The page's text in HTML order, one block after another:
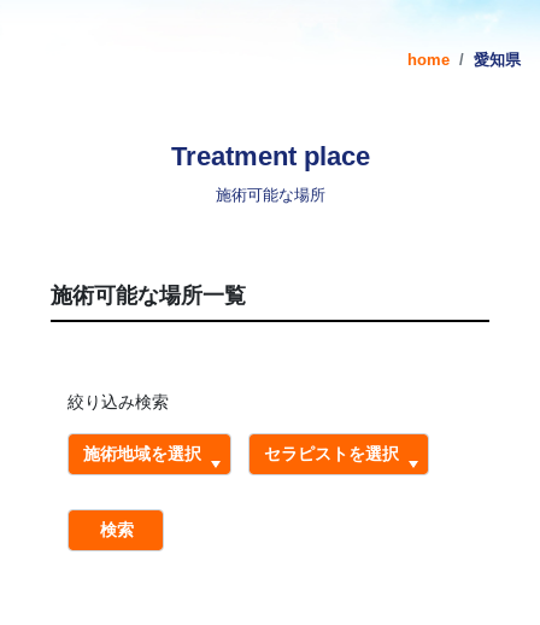
home 愛知県
Treatment place
施術可能な場所
施術可能な場所一覧
絞り込み検索
検索